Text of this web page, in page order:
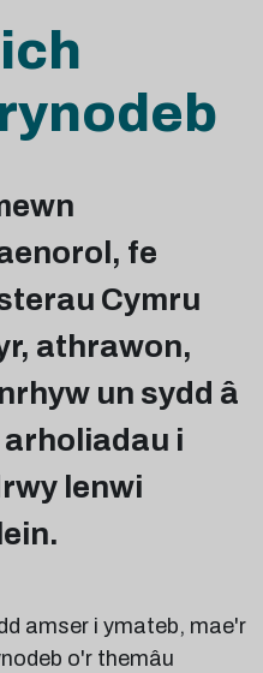
fe
Cymru
athrawon,
un sydd â
i
lenwi
amser i ymateb, mae'r
o'r themâu